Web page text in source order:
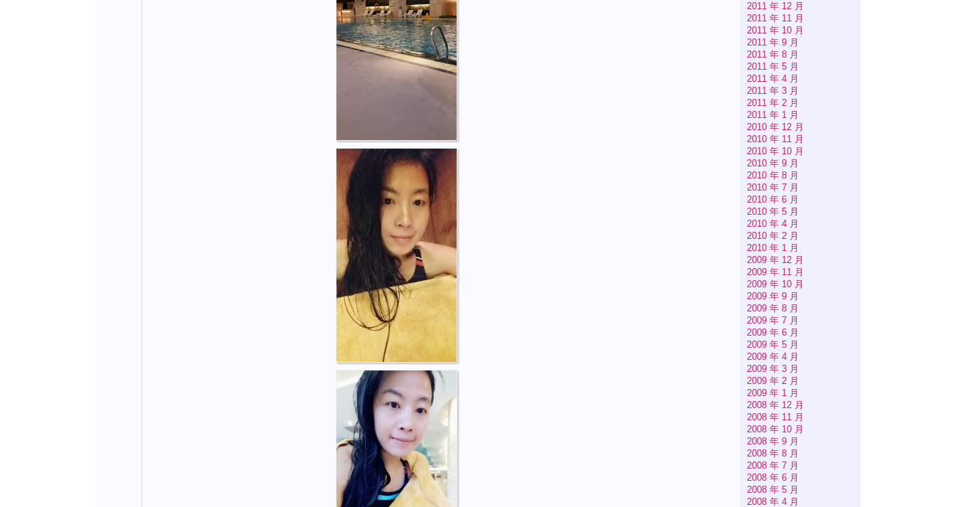
2011 年 12 月
2011 年 11 月
2011 年 10 月
2011 年 9 月
2011 年 8 月
2011 年 5 月
2011 年 4 月
2011 年 3 月
2011 年 2 月
2011 年 1 月
2010 年 12 月
2010 年 11 月
2010 年 10 月
2010 年 9 月
2010 年 8 月
2010 年 7 月
2010 年 6 月
2010 年 5 月
2010 年 4 月
2010 年 2 月
2010 年 1 月
2009 年 12 月
2009 年 11 月
2009 年 10 月
2009 年 9 月
2009 年 8 月
2009 年 7 月
2009 年 6 月
2009 年 5 月
2009 年 4 月
2009 年 3 月
2009 年 2 月
2009 年 1 月
2008 年 12 月
2008 年 11 月
2008 年 10 月
2008 年 9 月
2008 年 8 月
2008 年 7 月
2008 年 6 月
2008 年 5 月
2008 年 4 月